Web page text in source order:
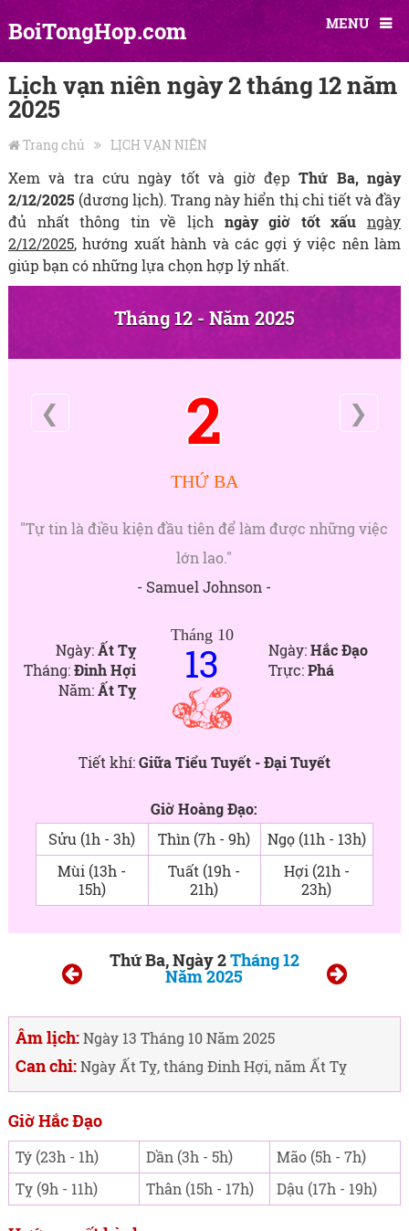
BoiTongHop.com MENU
Lịch vạn niên ngày 2 tháng 12 năm
2025
Trang chủ LỊCH VẠN NIÊN
Xem và tra cứu ngày tốt và giờ đẹpThứ Ba, ngày
2/12/2025 (dương lịch). Trang này hiển thị chi tiết và đầy
đủ nhất thông tin về lịch ngày giờ tốt xấu ngày
2/12/2025, hướng xuất hành và các gợi ý việc nên làm
giúp bạn có những lựa chọn hợp lý nhất.
Tháng 12 - Năm 2025
❮ 2 ❯
THỨ BA
"Tự tin là điều kiện đầu tiên để làm được những việc
lớn lao."
- Samuel Johnson -
Ngày:Ất Tỵ
Tháng:Đinh Hợi
Năm:Ất Tỵ
Tháng 10
13 Ngày:Hắc Đạo
Trực:Phá
Tiết khí:Giữa Tiểu Tuyết - Đại Tuyết
Giờ Hoàng Đạo:
Sửu (1h - 3h)
Thìn (7h - 9h)
Ngọ (11h - 13h)
Mùi (13h -
15h)
Tuất (19h -
21h)
Hợi (21h -
23h)
Thứ Ba, Ngày 2Tháng 12
Năm 2025
Âm lịch:Ngày 13 Tháng 10 Năm 2025
Can chi:Ngày Ất Tỵ, tháng Đinh Hợi, năm Ất Tỵ
Giờ Hắc Đạo
Tý (23h - 1h) Dần (3h - 5h)
Mão (5h - 7h)
Tỵ (9h - 11h)
Thân (15h - 17h) Dậu (17h - 19h)